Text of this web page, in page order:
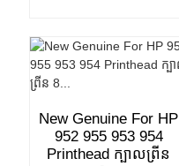
New Genuine For HP
952 955 953 954
Printhead ក្បាលព្រីន